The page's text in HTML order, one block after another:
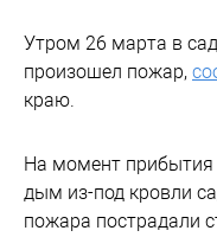
Утром 26 марта в
произошел пожар,
краю.
На момент прибытия
дым из-под кровли
пожара пострадали